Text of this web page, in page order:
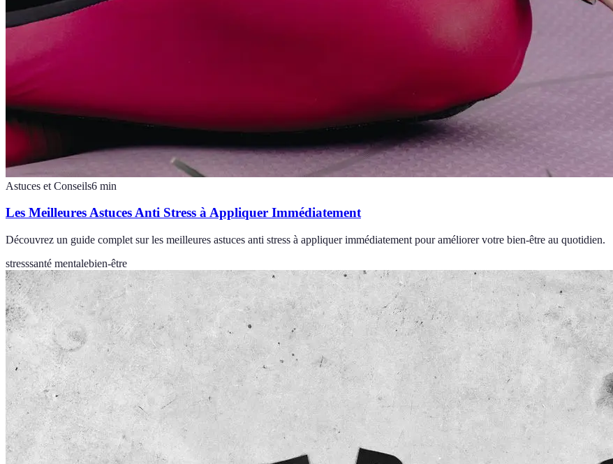
Astuces et Conseils6 min
Les Meilleures Astuces Anti Stress à Appliquer Immédiatement
Découvrez un guide complet sur les meilleures astuces anti stress à appliquer immédiatement pour améliorer votre bien-être au quotidien.
stresssanté mentalebien-être